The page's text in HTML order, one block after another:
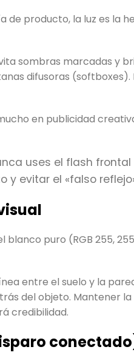
de producto, la luz es la
sombras marcadas y
difusoras
en publicidad
uses el flash frontal
y evitar el «falso
puro (RGB 255,
entre el suelo y la
del objeto. Mantener la
credibilidad.